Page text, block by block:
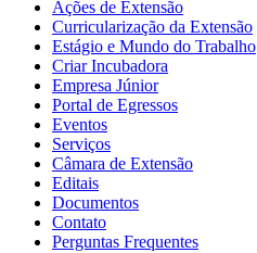
Ações de Extensão
Curricularização da Extensão
Estágio e Mundo do Trabalho
Criar Incubadora
Empresa Júnior
Portal de Egressos
Eventos
Serviços
Câmara de Extensão
Editais
Documentos
Contato
Perguntas Frequentes